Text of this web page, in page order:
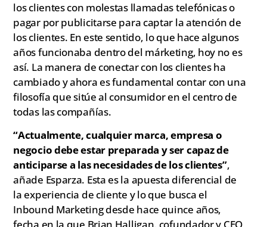
los clientes con molestas llamadas telefónicas o
pagar por publicitarse para captar la atención de
los clientes. En este sentido, lo que hace algunos
años funcionaba dentro del márketing, hoy no es
así. La manera de conectar con los clientes ha
cambiado y ahora es fundamental contar con una
filosofía que sitúe al consumidor en el centro de
todas las compañías.
“Actualmente, cualquier marca, empresa o
negocio debe estar preparada y ser capaz de
anticiparse a las necesidades de los clientes”,
añade Esparza. Esta es la apuesta diferencial de
la experiencia de cliente y lo que busca el
Inbound Marketing desde hace quince años,